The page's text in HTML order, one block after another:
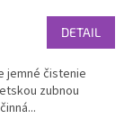
DETAIL
jemné čistenie
zubnou